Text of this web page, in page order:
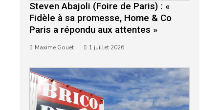
Steven Abajoli (Foire de Paris) : «
Fidèle à sa promesse, Home & Co
Paris a répondu aux attentes »
Maxime Gouet 1 juillet 2026